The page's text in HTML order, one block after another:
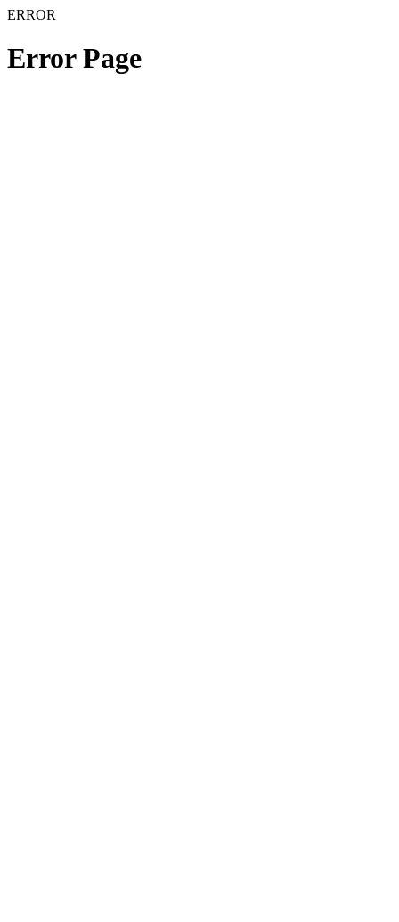
ERROR
Error Page